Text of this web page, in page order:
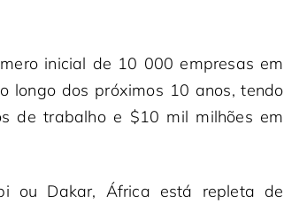
inicial de 10 000 empresas em
longo dos próximos 10 anos, tendo
de trabalho e $10 mil milhões em
ou Dakar, África está repleta de